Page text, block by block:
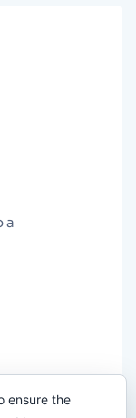
a
ensure the